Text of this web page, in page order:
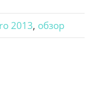
2013, обзор